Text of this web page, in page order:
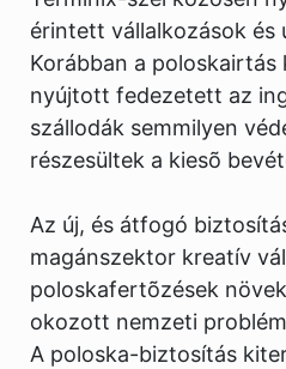
érintett vállalkozások és
Korábban a poloskairtás
nyújtott fedezetett az
szállodák semmilyen
részesültek a kiesõ
Az új, és átfogó
magánszektor kreatív
poloskafertõzések
okozott nemzeti
A poloska-biztosítás